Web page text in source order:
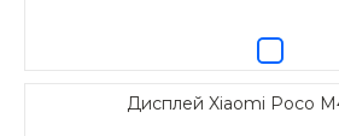
Дисплей Xiaomi Poco